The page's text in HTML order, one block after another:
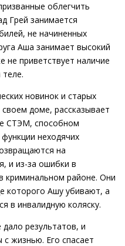
облегчить
Грей занимается
не начиненных
Аша занимает высокий
не приветствует наличие
новинок и старых
доме, рассказывает
СТЭМ, способном
неходячих
на
и из-за ошибки в
криминальном районе. Они
которого Ашу убивают, а
в инвалидную коляску.
дало результатов, и
жизнью. Его спасает